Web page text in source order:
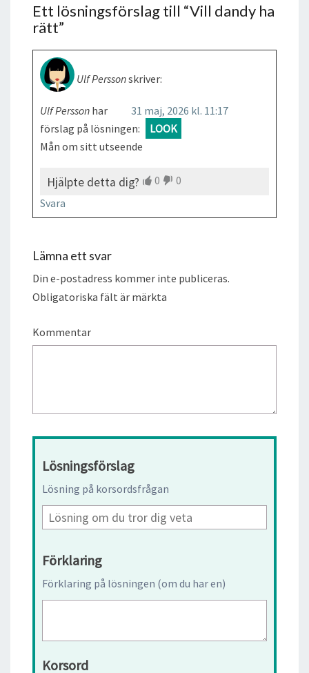
Ett lösningsförslag till “Vill dandy ha
rätt”
Ulf Perssonskriver:
31 maj, 2026 kl. 11:17
Ulf Persson har
förslag på lösningen:
LOOK
Mån om sitt utseende
Hjälpte detta dig? 0
0
Svara
Lämna ett svar
Din e-postadress kommer inte publiceras.
Obligatoriska fält är märkta
Kommentar
Lösningsförslag
Lösning på korsordsfrågan
Förklaring
Förklaring på lösningen (om du har en)
Korsord